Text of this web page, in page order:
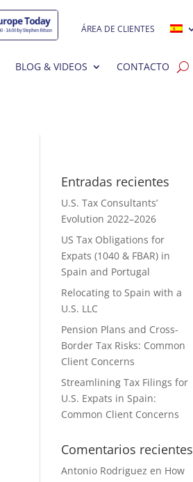
ÁREA DE CLIENTES
BLOG & VIDEOS CONTACTO
Entradas recientes
U.S. Tax Consultants’
Evolution 2022–2026
US Tax Obligations for
Expats (1040 & FBAR) in
Spain and Portugal
Relocating to Spain with a
U.S. LLC
Pension Plans and Cross-
Border Tax Risks: Common
Client Concerns
Streamlining Tax Filings for
U.S. Expats in Spain:
Common Client Concerns
Comentarios recientes
Antonio Rodriguez en How